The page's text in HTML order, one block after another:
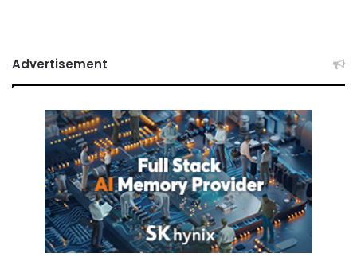
Advertisement